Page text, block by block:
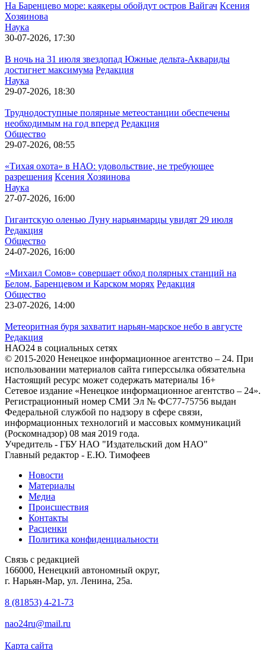
На Баренцево море: каякеры обойдут остров Вайгач Ксения
Хозяинова
Наука
30-07-2026, 17:30
В ночь на 31 июля звездопад Южные дельта-Аквариды
достигнет максимума Редакция
Наука
29-07-2026, 18:30
Труднодоступные полярные метеостанции обеспечены
необходимым на год вперед Редакция
Общество
29-07-2026, 08:55
«Тихая охота» в НАО: удовольствие, не требующее
разрешения Ксения Хозяинова
Наука
27-07-2026, 16:00
Гигантскую оленью Луну нарьянмарцы увидят 29 июля
Редакция
Общество
24-07-2026, 16:00
«Михаил Сомов» совершает обход полярных станций на
Белом, Баренцевом и Карском морях Редакция
Общество
23-07-2026, 14:00
Метеоритная буря захватит нарьян-марское небо в августе
Редакция
НАО24 в социальных сетях
© 2015-2020 Ненецкое информационное агентство – 24. При
использовании материалов сайта гиперссылка обязательна
Настоящий ресурс может содержать материалы 16+
Сетевое издание «Ненецкое информационное агентство – 24».
Регистрационный номер СМИ Эл № ФС77-75756 выдан
Федеральной службой по надзору в сфере связи,
информационных технологий и массовых коммуникаций
(Роскомнадзор) 08 мая 2019 года.
Учредитель - ГБУ НАО "Издательский дом НАО"
Главный редактор - Е.Ю. Тимофеев
Новости
Материалы
Медиа
Происшествия
Контакты
Расценки
Политика конфиденциальности
Связь с редакцией
166000, Ненецкий автономный округ,
г. Нарьян-Мар, ул. Ленина, 25а.
8 (81853) 4-21-73
nao24ru@mail.ru
Карта сайта